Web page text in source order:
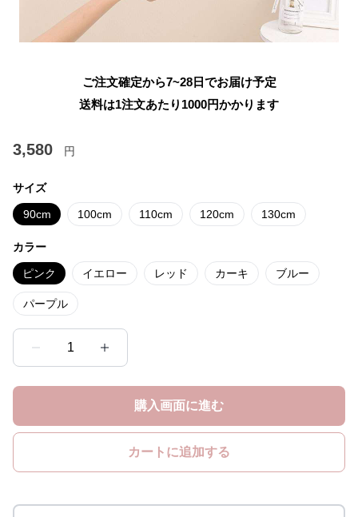
ご注文確定から7~28日でお届け予定
送料は1注文あたり 1000円かかります
3,580 円
サイズ
90cm 100cm 110cm 120cm 130cm
カラー
ピンク イエロー レッド カーキ ブルー
パープル
1
購入画面に進む
カートに追加する